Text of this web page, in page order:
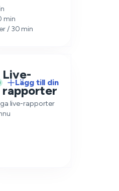
min
/ 30 min
Live-
rapporter
Lägg till din
live-rapporter